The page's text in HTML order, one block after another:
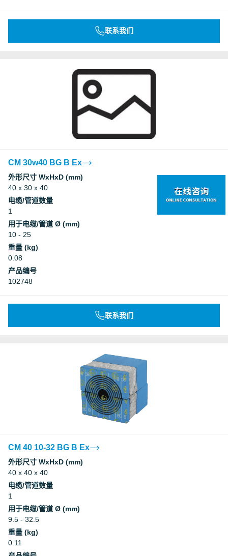
联系我们
CM 30w40 BG B Ex
外形尺寸 WxHxD (mm)
40 x 30 x 40
电缆/管道数量
1
用于电缆/管道 Ø (mm)
10 - 25
重量 (kg)
0.08
产品编号
102748
联系我们
CM 40 10-32 BG B Ex
外形尺寸 WxHxD (mm)
40 x 40 x 40
电缆/管道数量
1
用于电缆/管道 Ø (mm)
9.5 - 32.5
重量 (kg)
0.11